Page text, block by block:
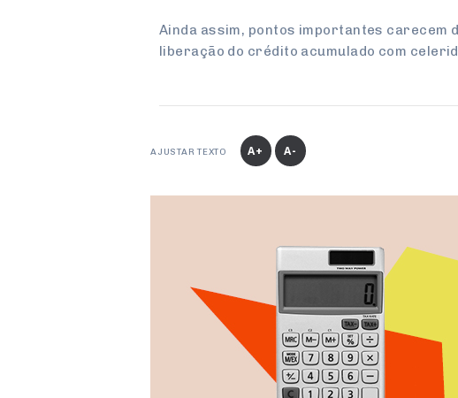
Ainda assim, pontos importantes carecem
liberação do crédito acumulado com
AJUSTAR TEXTO A+ A-